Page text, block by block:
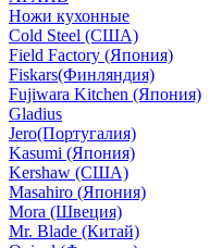
Ножи кухонные
Cold Steel (США)
Field Factory (Япония)
Fiskars(Финляндия)
Fujiwara Kitchen (Япония)
Gladius
Jero(Португалия)
Kasumi (Япония)
Kershaw (США)
Masahiro (Япония)
Mora (Швеция)
Mr. Blade (Китай)